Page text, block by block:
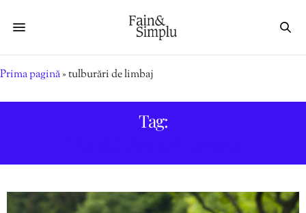
Prima pagină»tulburări de limbaj
Tag: